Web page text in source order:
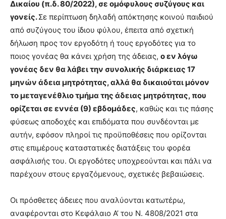
Δικαίου (π.δ. 80/2022), σε ομόφυλους συζύγους και
γονείς.Σε περίπτωση δηλαδή απόκτησης κοινού παιδιού
από συζύγους του ίδιου φύλου, έπειτα από σχετική
δήλωση προς τον εργοδότη ή τους εργοδότες για το
ποιος γονέας θα κάνει χρήση της άδειας, ο εν λόγω
γονέας δεν θα λάβει την συνολικής διάρκειας 17
μηνών άδεια μητρότητας, αλλά θα δικαιούται μόνον
το μεταγενέθλιο τμήμα της άδειας μητρότητας, που
ορίζεται σε εννέα (9) εβδομάδες, καθώς και τις πάσης
φύσεως αποδοχές και επιδόματα που συνδέονται με
αυτήν, εφόσον πληροί τις προϋποθέσεις που ορίζονται
στις επιμέρους καταστατικές διατάξεις του φορέα
ασφάλισής του. Οι εργοδότες υποχρεούνται και πάλι να
παρέχουν στους εργαζόμενους, σχετικές βεβαιώσεις.
Οι πρόσθετες άδειες που αναλύονται κατωτέρω,
αναφέρονται στο Κεφάλαιο Α’ του Ν. 4808/2021 στα